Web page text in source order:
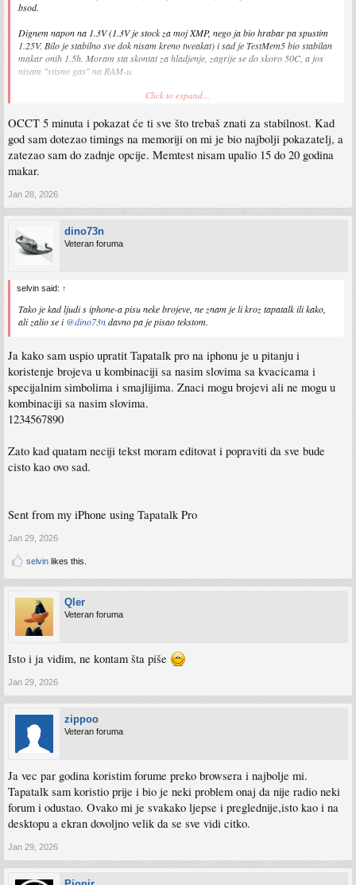
bsod.
Dignem napon na 1.3V (1.3V je stock za moj XMP, nego ja bio hrabar pa spustim
1.25V. Bilo je stabilno sve dok nisam kreno tweakat) i sad je TestMem5 bio stabilan
makar onih 1.5h. Moram sta skontat za hladjenje, zagrije se do skoro 50C, a jos
nisam "stisno gas" na RAM-u.
Al Hynix i Samsung, nebo i zemlja. Moze ovaj RAM puno, puno vise.
Click to expand...
OCCT 5 minuta i pokazat će ti sve što trebaš znati za stabilnost. Kad
god sam dotezao timings na memoriji on mi je bio najbolji pokazatelj, a
zatezao sam do zadnje opcije. Memtest nisam upalio 15 do 20 godina
makar.
Jan 28, 2026
dino73n
Veteran foruma
selvin said: ↑
Tako je kad ljudi s iphone-a pisu neke brojeve, ne znam je li kroz tapatalk ili kako,
ali zalio se i@dino73ndavno pa je pisao tekstom.
Ja kako sam uspio upratit Tapatalk pro na iphonu je u pitanju i
koristenje brojeva u kombinaciji sa nasim slovima sa kvacicama i
specijalnim simbolima i smajlijima. Znaci mogu brojevi ali ne mogu u
kombinaciji sa nasim slovima.
1234567890
Zato kad quatam neciji tekst moram editovat i popraviti da sve bude
cisto kao ovo sad.
Sent from my iPhone using Tapatalk Pro
Jan 29, 2026
selvin likes this.
Qler
Veteran foruma
Isto i ja vidim, ne kontam šta piše
Jan 29, 2026
zippoo
Veteran foruma
Ja vec par godina koristim forume preko browsera i najbolje mi.
Tapatalk sam koristio prije i bio je neki problem onaj da nije radio neki
forum i odustao. Ovako mi je svakako ljepse i preglednije,isto kao i na
desktopu a ekran dovoljno velik da se sve vidi citko.
Jan 29, 2026